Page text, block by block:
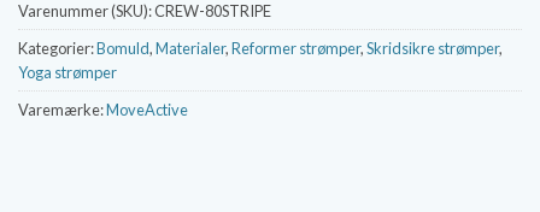
Varenummer (SKU):CREW-80STRIPE
Kategorier:Bomuld,Materialer,Reformer strømper,Skridsikre strømper,
Yoga strømper
Varemærke:MoveActive